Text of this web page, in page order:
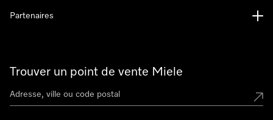
Trouver un point de vente Miele
Partenaires